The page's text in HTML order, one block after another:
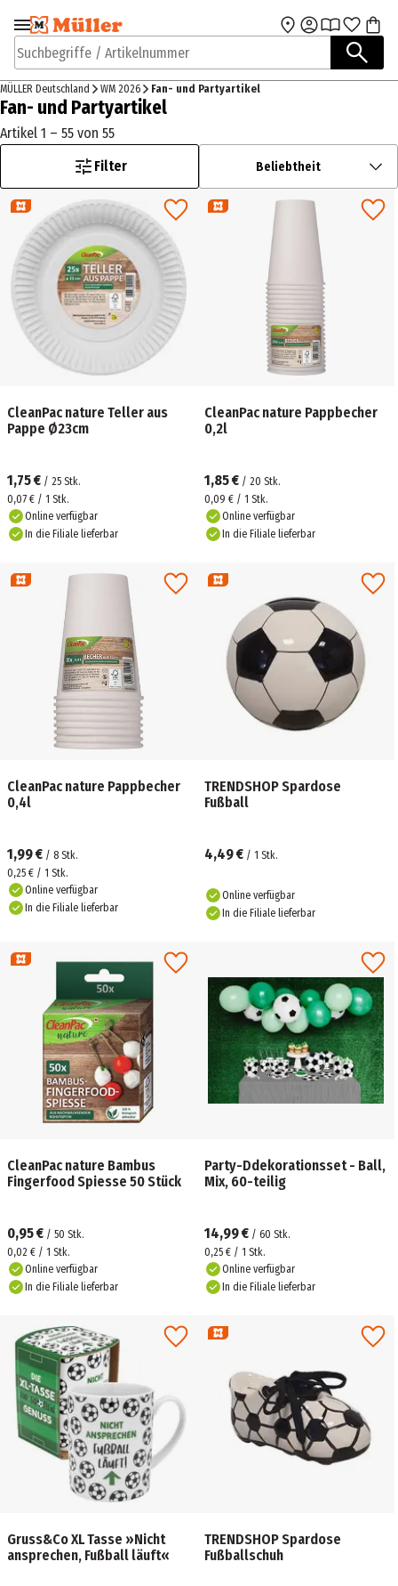
Zur Navigation
springen
Zum Hauptinhalt
Suchbegriffe / Artikelnummer
MÜLLER Deutschland WM 2026 Fan- und Partyartikel
Fan- und Partyartikel
Artikel 1 – 55 von 55
Filter
Beliebtheit
CleanPac nature Teller aus
Pappe Ø23cm
1,75 € / 25 Stk.
0,07 € / 1 Stk.
Online verfügbar
In die Filiale lieferbar
CleanPac nature Pappbecher
0,2l
1,85 € / 20 Stk.
0,09 € / 1 Stk.
Online verfügbar
In die Filiale lieferbar
CleanPac nature Pappbecher
0,4l
1,99 € / 8 Stk.
0,25 € / 1 Stk.
Online verfügbar
In die Filiale lieferbar
TRENDSHOP Spardose
Fußball
4,49 € / 1 Stk.
Online verfügbar
In die Filiale lieferbar
CleanPac nature Bambus
Fingerfood Spiesse 50 Stück
0,95 € / 50 Stk.
0,02 € / 1 Stk.
Online verfügbar
In die Filiale lieferbar
Party-Ddekorationsset - Ball,
Mix, 60-teilig
14,99 € / 60 Stk.
0,25 € / 1 Stk.
Online verfügbar
In die Filiale lieferbar
Gruss&Co XL Tasse »Nicht
ansprechen, Fußball läuft«
TRENDSHOP Spardose
Fußballschuh